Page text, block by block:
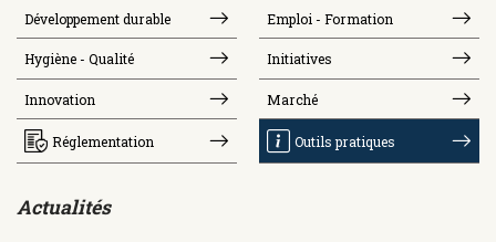
Développement durable Emploi - Formation
Hygiène - Qualité Initiatives
Innovation Marché
Réglementation Outils pratiques
Actualités